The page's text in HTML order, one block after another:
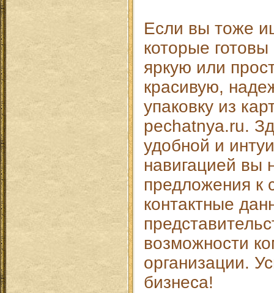
Если вы тоже
которые
яркую или
красивую,
упаковку из
pechatnya.ru.
удобной и
навигацией вы
предложения к
контактные
возможности
организации.
бизнеса!